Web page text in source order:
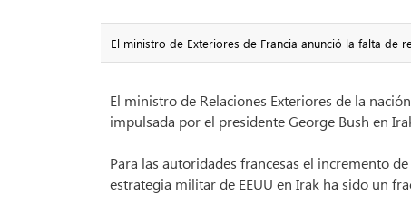
El ministro de Exteriores de Francia anunció la falta de
El ministro de Relaciones Exteriores de la
impulsada por el presidente George Bush en
Para las autoridades francesas el incremento
estrategia militar de EEUU en Irak ha sido un